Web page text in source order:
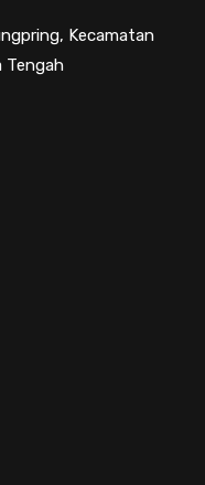
Kecamatan
Tengah